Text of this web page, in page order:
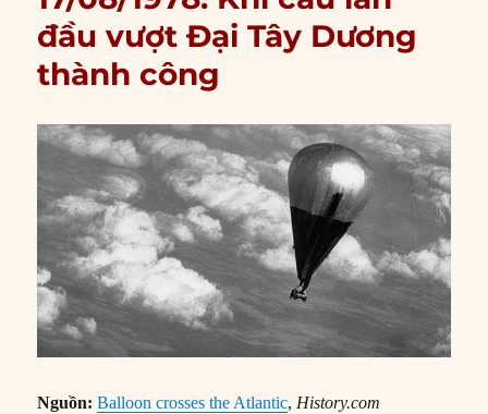
đầu vượt Đại Tây Dương
thành công
Nguồn:Balloon crosses the Atlantic,History.com